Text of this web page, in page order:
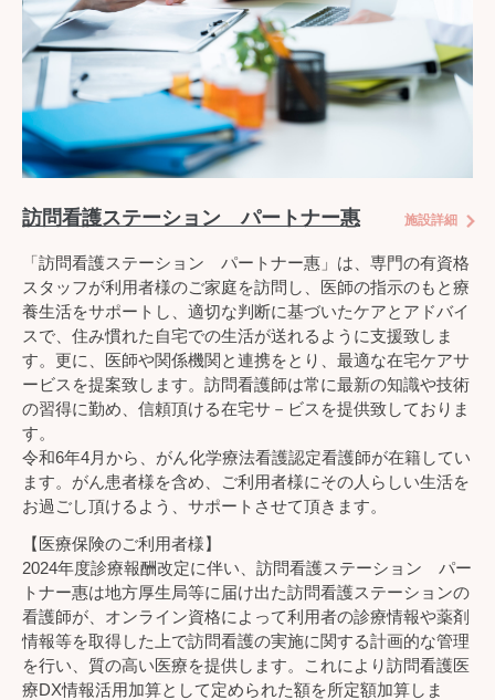
訪問看護ステーション パートナー惠 施設詳細
「訪問看護ステーション パートナー惠」は、専門の有資格
スタッフが利用者様のご家庭を訪問し、医師の指示のもと療
養生活をサポートし、適切な判断に基づいたケアとアドバイ
スで、住み慣れた自宅での生活が送れるように支援致しま
す。更に、医師や関係機関と連携をとり、最適な在宅ケアサ
ービスを提案致します。訪問看護師は常に最新の知識や技術
の習得に勤め、信頼頂ける在宅サ－ビスを提供致しておりま
す。
令和6年4月から、がん化学療法看護認定看護師が在籍してい
ます。がん患者様を含め、ご利用者様にその人らしい生活を
お過ごし頂けるよう、サポートさせて頂きます。
【医療保険のご利用者様】
2024年度診療報酬改定に伴い、訪問看護ステーション パー
トナー惠は地方厚生局等に届け出た訪問看護ステーションの
看護師が、オンライン資格によって利用者の診療情報や薬剤
情報等を取得した上で訪問看護の実施に関する計画的な管理
を行い、質の高い医療を提供します。これにより訪問看護医
療DX情報活用加算として定められた額を所定額加算しま